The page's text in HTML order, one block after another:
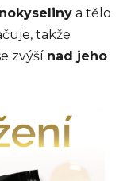
a tělo
takže
zvýší nad jeho